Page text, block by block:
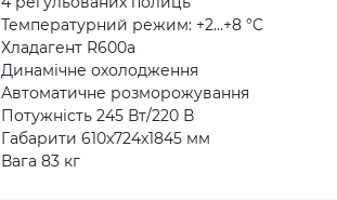
Температурний режим: +2...+8 °C
Хладагент R600а
Динамічне охолодження
Автоматичне розморожування
Потужність 245 Вт/220 В
Габарити 610x724x1845 мм
Вага 83 кг